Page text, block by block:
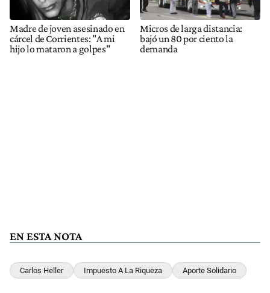
Madre de joven asesinado en
cárcel de Corrientes: "A mi
hijo lo mataron a golpes"
Micros de larga distancia:
bajó un 80 por ciento la
demanda
EN ESTA NOTA
Carlos Heller Impuesto A La Riqueza Aporte Solidario